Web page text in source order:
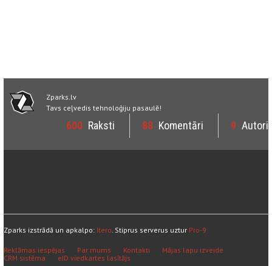
Zparks.lv
Tavs ceļvedis tehnoloģiju pasaulē!
600 Raksti 88 Komentāri 9 Autori
Zparks izstrādā un apkalpo: Itero. Stiprus serverus uztur Pro-9
Reklāmas iespējas Par mums Kontakti
Mājas lapu izveide
CRM sistēma
eID viedkartes lasītājs